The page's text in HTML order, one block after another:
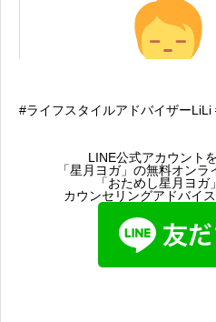
#ライフスタイルアドバイザー
LINE公式アカウント
「星月ヨガ」の無料オン
「おためし星月ヨ
カウンセリングアドバイ